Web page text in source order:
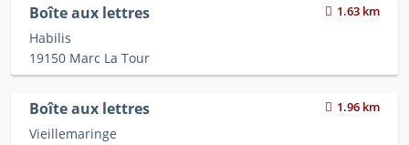
Boîte aux lettres 1.63 km
Habilis
19150 Marc La Tour
Boîte aux lettres 1.96 km
Vieillemaringe